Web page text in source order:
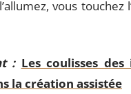
vous touchez
: Les coulisses
la création assistée